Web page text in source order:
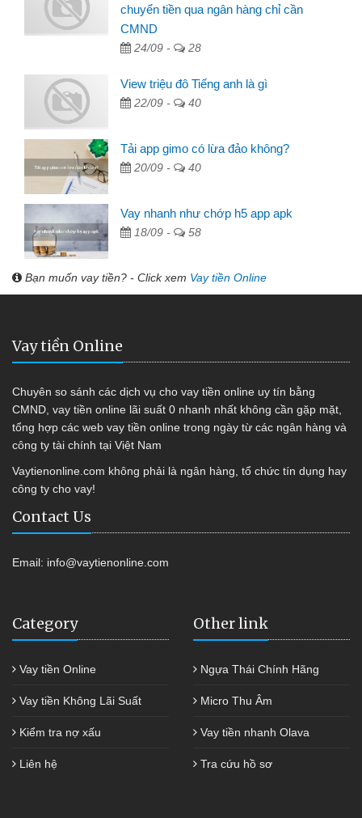
chuyển tiền qua ngân hàng chỉ cần
CMND
24/09 - 28
View triệu đô Tiếng anh là gì
22/09 - 40
Tải app gimo có lừa đảo không?
20/09 - 40
Vay nhanh như chớp h5 app apk
18/09 - 58
Bạn muốn vay tiền? - Click xem Vay tiền Online
Vay tiền Online
Chuyên so sánh các dịch vụ cho vay tiền online uy tín bằng
CMND, vay tiền online lãi suất 0 nhanh nhất không cần gặp mặt,
tổng hợp các web vay tiền online trong ngày từ các ngân hàng và
công ty tài chính tại Việt Nam
Vaytienonline.com không phải là ngân hàng, tổ chức tín dụng hay
công ty cho vay!
Contact Us
Email: info@vaytienonline.com
Category
Vay tiền Online
Vay tiền Không Lãi Suất
Kiểm tra nợ xấu
Liên hệ
Other link
Ngựa Thái Chính Hãng
Micro Thu Âm
Vay tiền nhanh Olava
Tra cứu hồ sơ